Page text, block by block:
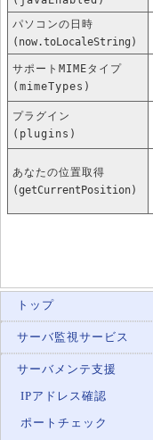
パソコンの日時
(now.toLocaleString)
サポートMIMEタイプ
(mimeTypes)
プラグイン
(plugins)
あなたの位置取得
(getCurrentPosition)
トップ
サーバ監視サービス
サーバメンテ支援
IPアドレス確認
ポートチェック